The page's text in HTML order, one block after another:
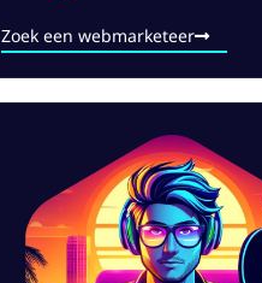
Zoek een webmarketeer